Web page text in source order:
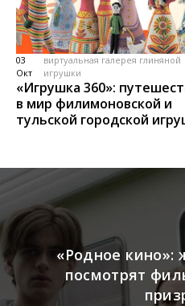
03
Окт
виртуальная галерея глиняной
игрушки
«Игрушка 360»:
в мир филимоновской и
тульской городской
«Родное кино»:
посмотрят